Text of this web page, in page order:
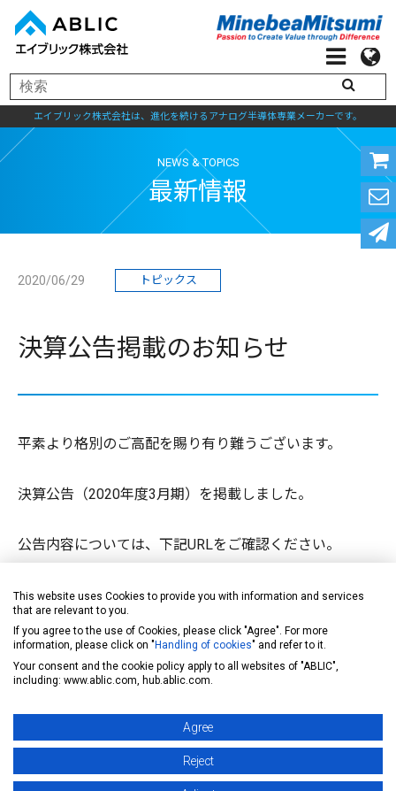
エイブリック株式会社は、進化を続けるアナログ半導体専業メーカーです。
NEWS & TOPICS
最新情報
2020/06/29 トピックス
決算公告掲載のお知らせ
平素より格別のご高配を賜り有り難うございます。
決算公告（2020年度3月期）を掲載しました。
公告内容については、下記URLをご確認ください。
https://www.ablic.com/jp/semicon/corp/publicnotices/
This website uses Cookies to provide you with information and services
that are relevant to you.
If you agree to the use of Cookies, please click "Agree". For more
information, please click on " Handling of cookies" and refer to it.
Your consent and the cookie policy apply to all websites of "ABLIC",
including: www.ablic.com, hub.ablic.com.
Agree
Reject